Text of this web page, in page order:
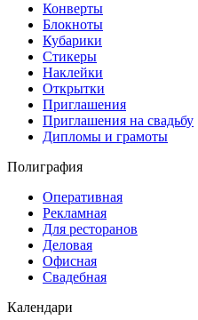
Конверты
Блокноты
Кубарики
Стикеры
Наклейки
Открытки
Приглашения
Приглашения на свадьбу
Дипломы и грамоты
Полиграфия
Оперативная
Рекламная
Для ресторанов
Деловая
Офисная
Свадебная
Календари